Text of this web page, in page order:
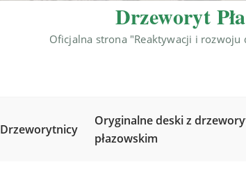
Drzeworyt
Oficjalna strona "Reaktywacji i rozwoju
Drzeworytnicy
Oryginalne deski z
płazowskim